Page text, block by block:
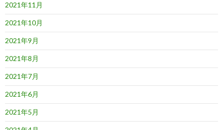
2021年11月
2021年10月
2021年9月
2021年8月
2021年7月
2021年6月
2021年5月